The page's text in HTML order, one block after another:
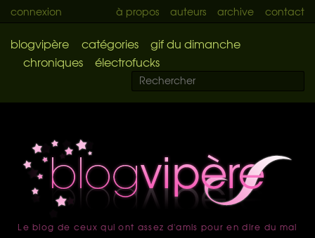
connexion à propos auteurs archive contact
blogvipère catégories
gif du dimanche
chroniques
électrofucks
accueil
Le blog de ceux qui ont assez d'amis pour en dire du mal